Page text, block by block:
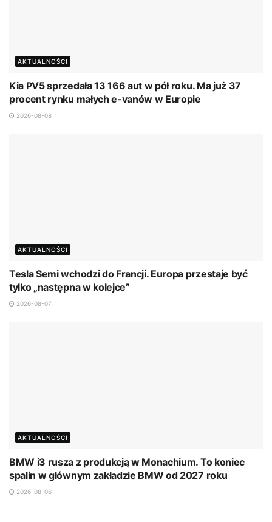
AKTUALNOŚCI
Kia PV5 sprzedała 13 166 aut w pół roku. Ma już 37
procent rynku małych e-vanów w Europie
2026-08-08
AKTUALNOŚCI
Tesla Semi wchodzi do Francji. Europa przestaje być
tylko „następna w kolejce”
2026-08-07
AKTUALNOŚCI
BMW i3 rusza z produkcją w Monachium. To koniec
spalin w głównym zakładzie BMW od 2027 roku
2026-08-06